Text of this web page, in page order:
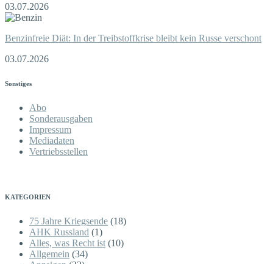
03.07.2026
Benzinfreie Diät: In der Treibstoffkrise bleibt kein Russe verschont
03.07.2026
Sonstiges
Abo
Sonderausgaben
Impressum
Mediadaten
Vertriebsstellen
KATEGORIEN
75 Jahre Kriegsende (18)
AHK Russland (1)
Alles, was Recht ist (10)
Allgemein (34)